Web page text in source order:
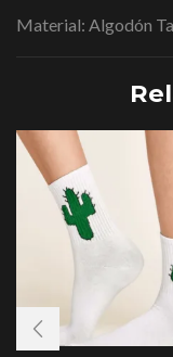
Material: Algodón